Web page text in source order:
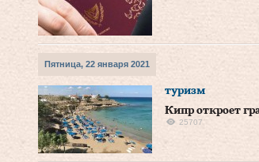
Пятница, 22 января 2021
туризм
Кипр откроет
25707